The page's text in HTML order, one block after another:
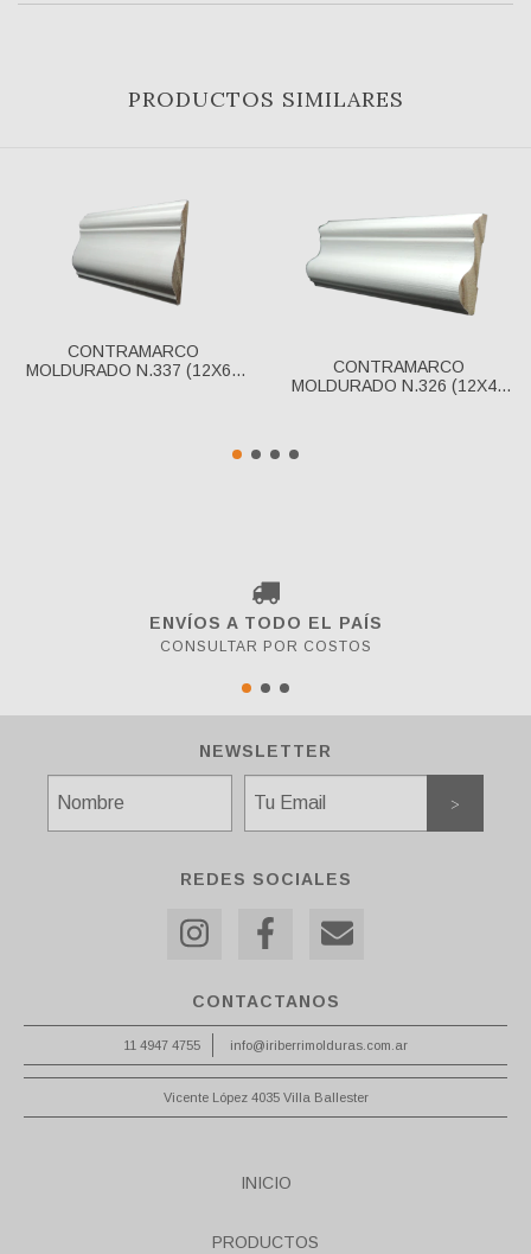
PRODUCTOS SIMILARES
CONTRAMARCO
MOLDURADO N.337 (12X67
CONTRAMARCO
MOLDURADO N.326 (12X44
ENVÍOS A TODO EL PAÍS
CONSULTAR POR COSTOS
NEWSLETTER
REDES SOCIALES
CONTACTANOS
11 4947 4755 info@iriberrimolduras.com.ar
Vicente López 4035 Villa Ballester
INICIO
PRODUCTOS